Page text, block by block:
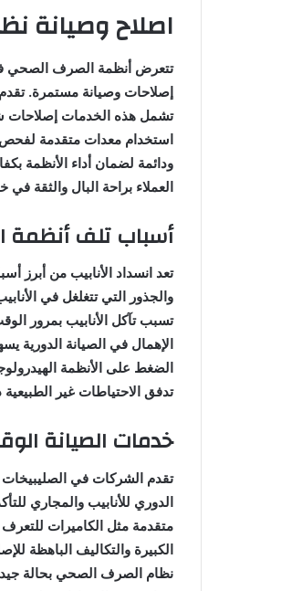
اصلاح وصيانة
تتعرض أنظمة الصرف الصحي في
إصلاحات وصيانة مستمرة.
تشمل هذه الخدمات إصلاحات
استخدام معدات متقدمة لفحص
ودائمة لضمان أداء الأنظمة
العملاء براحة البال والثقة
أسباب تلف أنظمة
تعد انسداد الأنابيب من أبرز
والجذور التي تتغلغل في
تسبب تآكل الأنابيب بمرور
الإهمال في الصيانة الدورية
الضغط على الأنظمة
تدفق الاحتياطات غير الطبيعية
خدمات الصيانة
تقدم الشركات في
الدوري للأنابيب والمجاري
متقدمة مثل الكاميرات
الكبيرة والتكاليف الباهظة
نظام الصرف الصحي بحالة